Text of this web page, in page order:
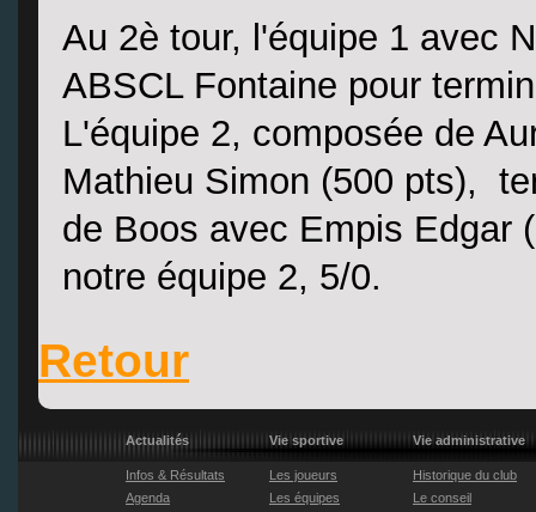
Au 2è tour, l'équipe 1 avec
ABSCL Fontaine pour
L'équipe 2, composée de
Mathieu Simon (500 pts),
de Boos avec Empis Edgar
notre équipe 2, 5/0.
Retour
Actualités
Infos & Résultats
Agenda
Vie sportive
Les joueurs
Les équipes
Vie administrative
Historique du club
Le conseil